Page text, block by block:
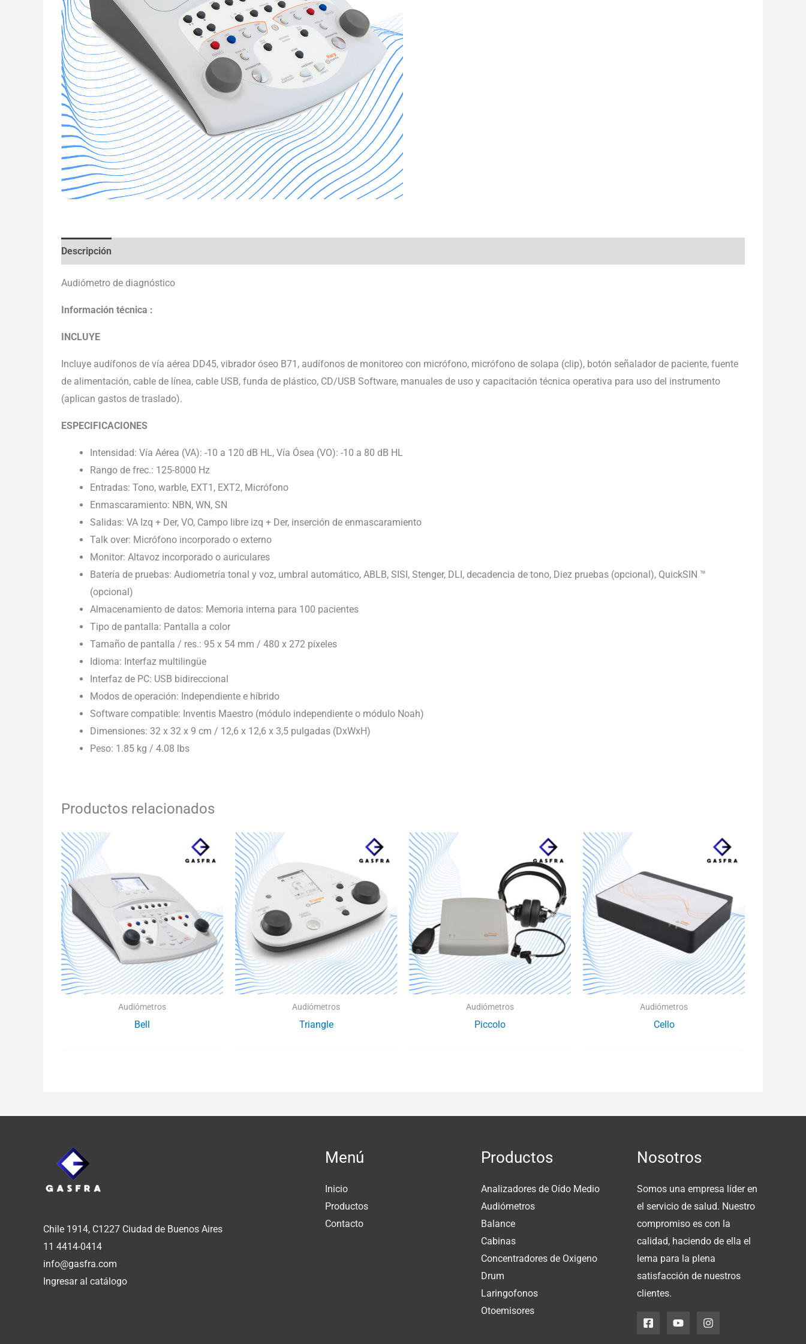
Descripción
Audiómetro de diagnóstico
Información técnica :
INCLUYE
Incluye audífonos de vía aérea DD45, vibrador óseo B71, audífonos de monitoreo con micrófono, micrófono de solapa (clip), botón señalador de paciente, fuente
de alimentación, cable de línea, cable USB, funda de plástico, CD/USB Software, manuales de uso y capacitación técnica operativa para uso del instrumento
(aplican gastos de traslado).
ESPECIFICACIONES
Intensidad: Vía Aérea (VA): -10 a 120 dB HL, Vía Ósea (VO): -10 a 80 dB HL
Rango de frec.: 125-8000 Hz
Entradas: Tono, warble, EXT1, EXT2, Micrófono
Enmascaramiento: NBN, WN, SN
Salidas: VA Izq + Der, VO, Campo libre izq + Der, inserción de enmascaramiento
Talk over: Micrófono incorporado o externo
Monitor: Altavoz incorporado o auriculares
Batería de pruebas: Audiometría tonal y voz, umbral automático, ABLB, SISI, Stenger, DLI, decadencia de tono, Diez pruebas (opcional), QuickSIN ™
(opcional)
Almacenamiento de datos: Memoria interna para 100 pacientes
Tipo de pantalla: Pantalla a color
Tamaño de pantalla / res.: 95 x 54 mm / 480 x 272 píxeles
Idioma: Interfaz multilingüe
Interfaz de PC: USB bidireccional
Modos de operación: Independiente e híbrido
Software compatible: Inventis Maestro (módulo independiente o módulo Noah)
Dimensiones: 32 x 32 x 9 cm / 12,6 x 12,6 x 3,5 pulgadas (DxWxH)
Peso: 1.85 kg / 4.08 lbs
Productos relacionados
Audiómetros
Bell
Audiómetros
Triangle
Audiómetros
Piccolo
Audiómetros
Cello
Chile 1914, C1227 Ciudad de Buenos Aires
11 4414-0414
info@gasfra.com
Ingresar al catálogo
Menú
Inicio
Productos
Contacto
Productos
Analizadores de Oído Medio
Audiómetros
Balance
Cabinas
Concentradores de Oxigeno
Drum
Laringofonos
Otoemisores
Nosotros
Somos una empresa líder en
el servicio de salud. Nuestro
compromiso es con la
calidad, haciendo de ella el
lema para la plena
satisfacción de nuestros
clientes.